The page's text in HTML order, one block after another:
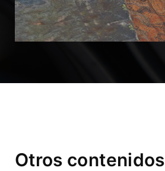
Otros contenidos